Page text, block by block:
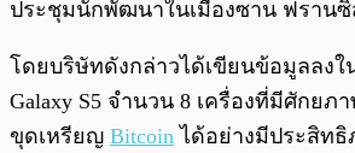
ประชุมนักพัฒนาในเมืองซาน ฟรานซิ
โดยบริษัทดังกล่าวได้เขียนข้อมูลลงใ
Galaxy S5 จำนวน 8 เครื่องที่มีศักยภ
ขุดเหรียญ Bitcoin ได้อย่างมีประสิทธิ